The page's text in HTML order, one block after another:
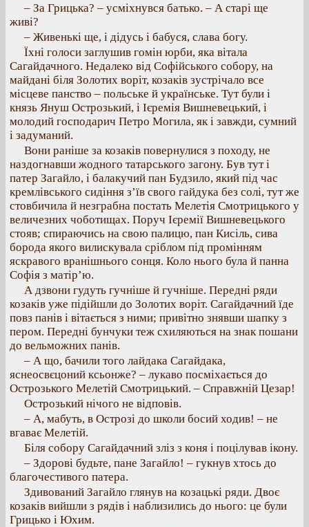
– За Грицька? – усміхнувся батько. – А старі ще
живі?
– Живенькі ще, і дідусь і бабуся, слава богу.
Їхні голоси заглушив гомін юрби, яка вітала
Сагайдачного. Недалеко від Софійського собору, на
майдані біля Золотих воріт, козаків зустрічало все
місцеве панство – польське й українське. Тут були і
князь Януш Острозький, і Ієремія Вишневецький, і
молодий господарич Петро Могила, як і завжди, сумний
і задуманий.
Вони раніше за козаків повернулися з походу, не
наздогнавши жодного татарського загону. Був тут і
патер Загайло, і балакучий пан Будзило, який під час
кремлівського сидіння з’їв свого гайдука без солі, тут же
стовбичила й незграбна постать Мелетія Смотрицького у
величезних чоботищах. Поруч Ієремії Вишневецького
стояв; спираючись на свою палицю, пан Кисіль, сива
борода якого вилискувала сріблом під промінням
яскравого вранішнього сонця. Коло нього була й панна
Софія з матір’ю.
А дзвони гудуть гучніше й гучніше. Передні ряди
козаків уже підійшли до Золотих воріт. Сагайдачний їде
повз панів і вітається з ними; привітно знявши шапку з
пером. Передні бунчуки теж схиляються на знак пошани
до вельможних панів.
– А що, бачили того лайдака Сагайдака,
яснеосвєцоний ксьонже? – лукаво посміхається до
Острозького Мелетій Смотрицький. – Справжній Цезар!
Острозький нічого не відповів.
– А, мабуть, в Острозі до школи босий ходив! – не
вгаває Мелетій.
Біля собору Сагайдачний зліз з коня і поцілував ікону.
– Здорові будьте, пане Загайло! – гукнув хтось до
благочестивого патера.
Здивований Загайло глянув на козацькі ряди. Двоє
козаків вийшли з рядів і наблизились до нього: це були
Грицько і Юхим.